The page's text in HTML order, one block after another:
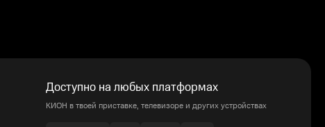
Доступно на любых платформах
КИОН в твоей приставке, телевизоре и других устройствах